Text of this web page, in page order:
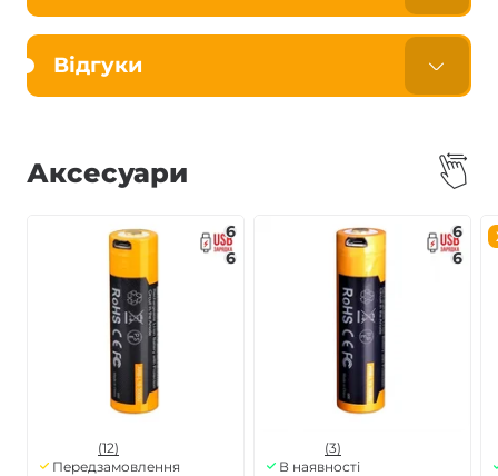
Відгуки
Аксесуари
6
6
(12)
Передзамовлення
6
6
(3)
В наявності